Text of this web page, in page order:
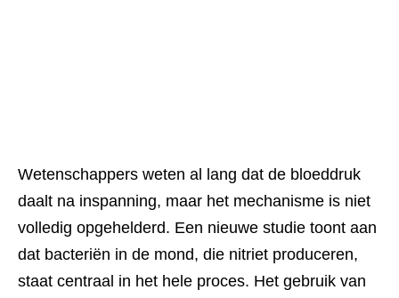
Wetenschappers weten al lang dat de bloeddruk
daalt na inspanning, maar het mechanisme is niet
volledig opgehelderd. Een nieuwe studie toont aan
dat bacteriën in de mond, die nitriet produceren,
staat centraal in het hele proces. Het gebruik van